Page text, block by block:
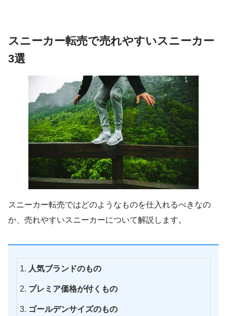
スニーカー転売で売れやすいスニーカー
3選
スニーカー転売ではどのようなものを仕入れるべきなの
か、売れやすいスニーカーについて解説します。
人気ブランドのもの
プレミア価格が付くもの
ゴールデンサイズのもの